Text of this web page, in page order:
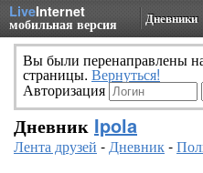
LiveInternet
мобильная версия Дневники
Вы были перенаправлены
страницы. Вернуться!
Авторизация
Дневник Ipola
Лента друзей -Дневник-